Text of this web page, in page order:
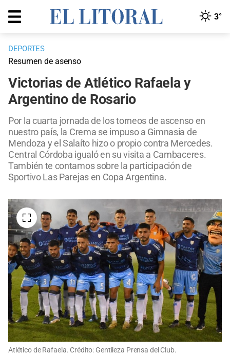
3°
DEPORTES
Resumen de asenso
Victorias de Atlético Rafaela y
Argentino de Rosario
Por la cuarta jornada de los torneos de ascenso en
nuestro país, la Crema se impuso a Gimnasia de
Mendoza y el Salaíto hizo o propio contra Mercedes.
Central Córdoba igualó en su visita a Cambaceres.
También te contamos sobre la participación de
Sportivo Las Parejas en Copa Argentina.
Atlético de Rafaela. Crédito: Gentileza Prensa del Club.